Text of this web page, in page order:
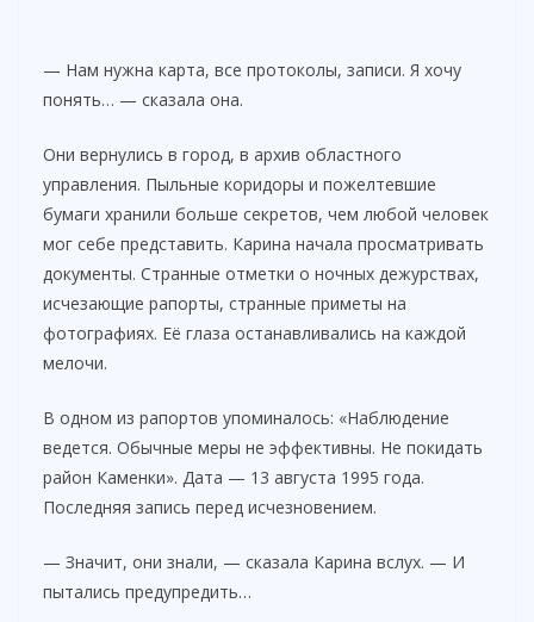
— Нам нужна карта, все протоколы, записи. Я хочу
понять… — сказала она.
Они вернулись в город, в архив областного
управления. Пыльные коридоры и пожелтевшие
бумаги хранили больше секретов, чем любой человек
мог себе представить. Карина начала просматривать
документы. Странные отметки о ночных дежурствах,
исчезающие рапорты, странные приметы на
фотографиях. Её глаза останавливались на каждой
мелочи.
В одном из рапортов упоминалось: «Наблюдение
ведется. Обычные меры не эффективны. Не покидать
район Каменки». Дата — 13 августа 1995 года.
Последняя запись перед исчезновением.
— Значит, они знали, — сказала Карина вслух. — И
пытались предупредить…